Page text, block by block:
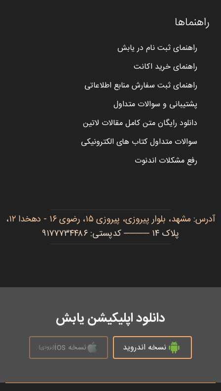
راهنماها
راهنمای ثبت نام در یابش
راهنمای خرید اکانت
راهنمای ثبت سفارش منابع اطلاعاتی
پشتیبانی و سوالات متداول
دانلود رایگان متن کامل مقالات لاتین
سوالات متداول کتاب های الکترونیکی
رفع مشکلات اندنوت
آدرس: مشهد، بلوار پیروزی، پیروزی ۱۵، رضوی ۱۶ - دهخدا ۱۲،
پلاک ۱۴ ──── کدپستی: ۹۱۷۷۷۳۴۴۸۶
دانلود اپلیکیشن یابش
نسخه اندروید نسخه ios (بزودی)